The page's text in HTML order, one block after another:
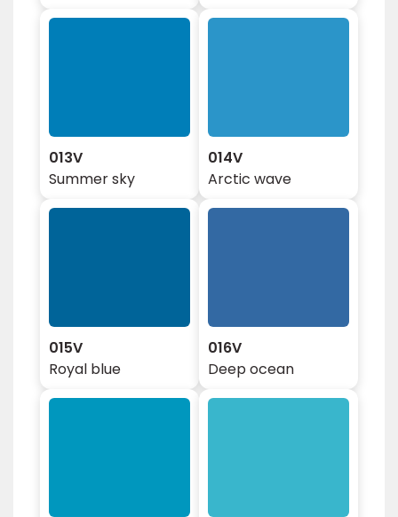
013V
Summer sky
014V
Arctic wave
015V
Royal blue
016V
Deep ocean